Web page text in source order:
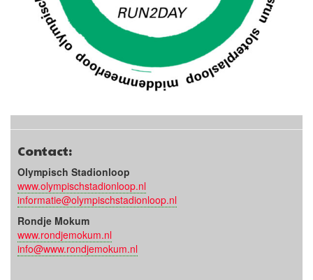
Contact:
Olympisch Stadionloop
www.olympischstadionloop.nl
informatie@olympischstadionloop.nl
Rondje Mokum
www.rondjemokum.nl
info@www.rondjemokum.nl